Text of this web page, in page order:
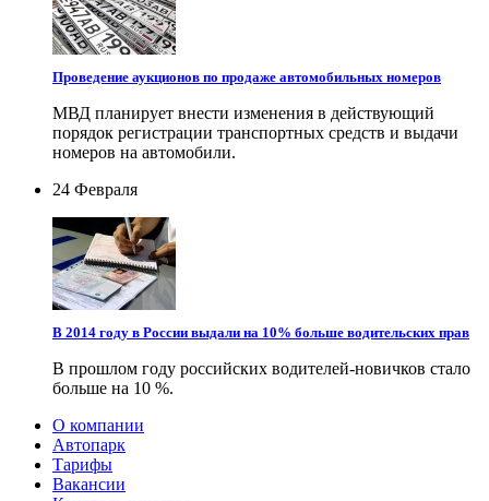
Проведение аукционов по продаже автомобильных номеров
МВД планирует внести изменения в действующий
порядок регистрации транспортных средств и выдачи
номеров на автомобили.
24 Февраля
В 2014 году в России выдали на 10% больше водительских прав
В прошлом году российских водителей-новичков стало
больше на 10 %.
О компании
Автопарк
Тарифы
Вакансии